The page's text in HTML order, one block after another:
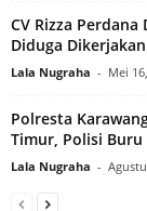
CV Rizza
Diduga
Lala Nugraha - Mei
Polresta
Timur, Polisi Buru
Lala Nugraha -